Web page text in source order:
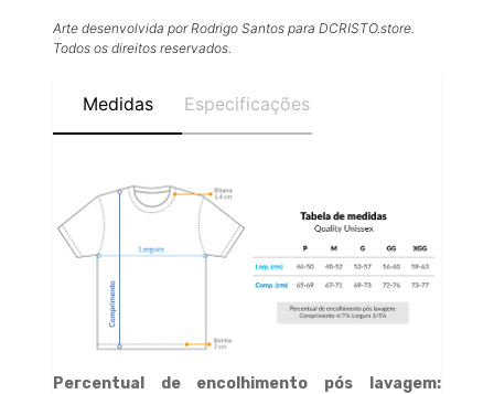
Arte desenvolvida por Rodrigo Santos para DCRISTO.store.
Todos os direitos reservados.
Medidas Especificações
Percentual de encolhimento pós lavagem: